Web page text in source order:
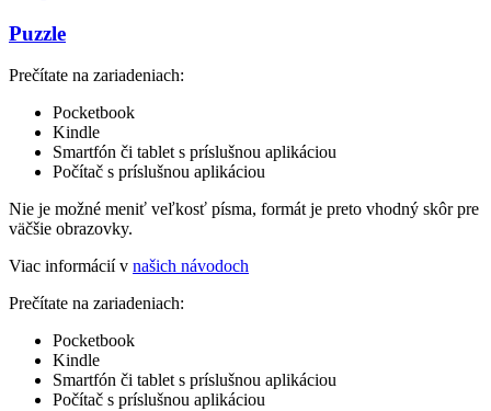
Puzzle
Prečítate na zariadeniach:
Pocketbook
Kindle
Smartfón či tablet s príslušnou aplikáciou
Počítač s príslušnou aplikáciou
Nie je možné meniť veľkosť písma, formát je preto vhodný skôr pre
väčšie obrazovky.
Viac informácií v našich návodoch
Prečítate na zariadeniach:
Pocketbook
Kindle
Smartfón či tablet s príslušnou aplikáciou
Počítač s príslušnou aplikáciou